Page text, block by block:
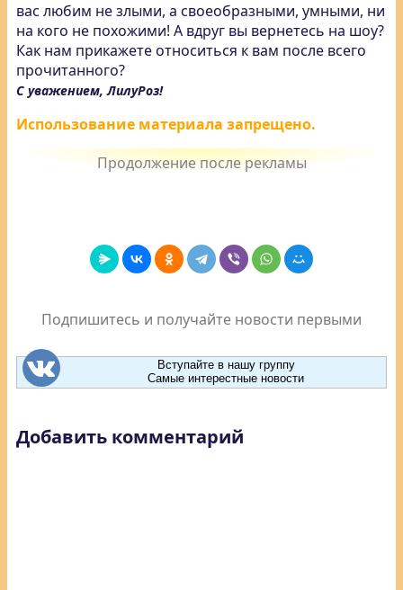
вас любим не злыми, а своеобразными, умными, ни
на кого не похожими! А вдруг вы вернетесь на шоу?
Как нам прикажете относиться к вам после всего
прочитанного?
С уважением, ЛилуРоз!
Использование материала запрещено.
Подпишитесь и получайте новости первыми
Вступайте в нашу группу
Самые интерестные новости
Добавить комментарий